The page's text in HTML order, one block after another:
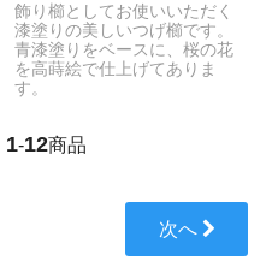
飾り櫛としてお使いいただく
漆塗りの美しいつげ櫛です。
青漆塗りをベースに、桜の花
を高蒔絵で仕上げてありま
す。
1-12商品
次へ